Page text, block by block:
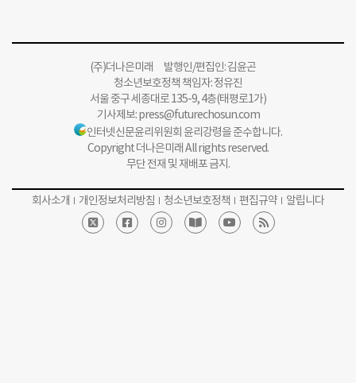
(주)더나은미래 발행인/편집인: 김윤곤
청소년보호정책 책임자: 정유진
서울 중구 세종대로 135-9, 4층(태평로1가)
기사제보:press@futurechosun.com
인터넷신문윤리위원회 윤리강령을 준수합니다.
Copyright 더나은미래 All rights reserved.
무단 전재 및 재배포 금지.
회사소개 개인정보처리방침 청소년보호정책 편집규약 알립니다